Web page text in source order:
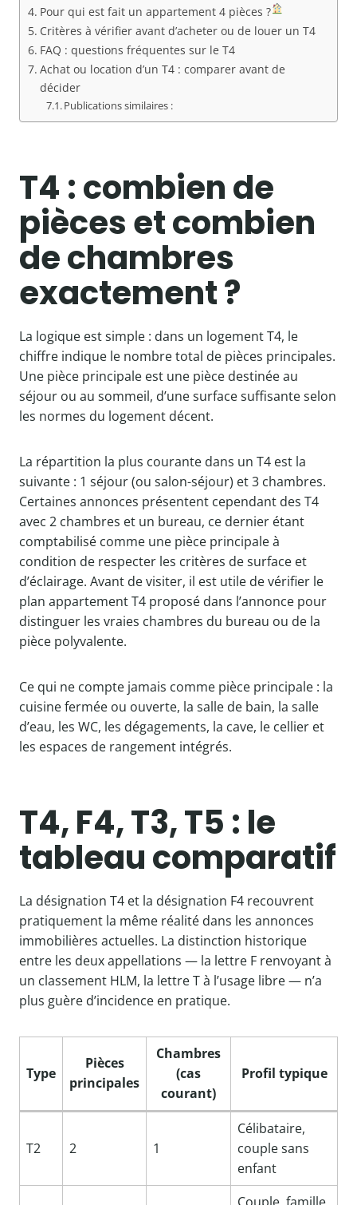
Pour qui est fait un appartement 4 pièces ?
Critères à vérifier avant d’acheter ou de louer un T4
FAQ : questions fréquentes sur le T4
Achat ou location d’un T4 : comparer avant de
décider
Publications similaires :
T4 : combien de
pièces et combien
de chambres
exactement ?
La logique est simple : dans un logement T4, le
chiffre indique le nombre total de pièces principales.
Une pièce principale est une pièce destinée au
séjour ou au sommeil, d’une surface suffisante selon
les normes du logement décent.
La répartition la plus courante dans un T4 est la
suivante : 1 séjour (ou salon-séjour) et 3 chambres.
Certaines annonces présentent cependant des T4
avec 2 chambres et un bureau, ce dernier étant
comptabilisé comme une pièce principale à
condition de respecter les critères de surface et
d’éclairage. Avant de visiter, il est utile de vérifier le
plan appartement T4 proposé dans l’annonce pour
distinguer les vraies chambres du bureau ou de la
pièce polyvalente.
Ce qui ne compte jamais comme pièce principale : la
cuisine fermée ou ouverte, la salle de bain, la salle
d’eau, les WC, les dégagements, la cave, le cellier et
les espaces de rangement intégrés.
T4, F4, T3, T5 : le
tableau comparatif
La désignation T4 et la désignation F4 recouvrent
pratiquement la même réalité dans les annonces
immobilières actuelles. La distinction historique
entre les deux appellations — la lettre F renvoyant à
un classement HLM, la lettre T à l’usage libre — n’a
plus guère d’incidence en pratique.
Type
Pièces
principales
Chambres
(cas
courant)
Profil typique
T2 2 1
Célibataire,
couple sans
enfant